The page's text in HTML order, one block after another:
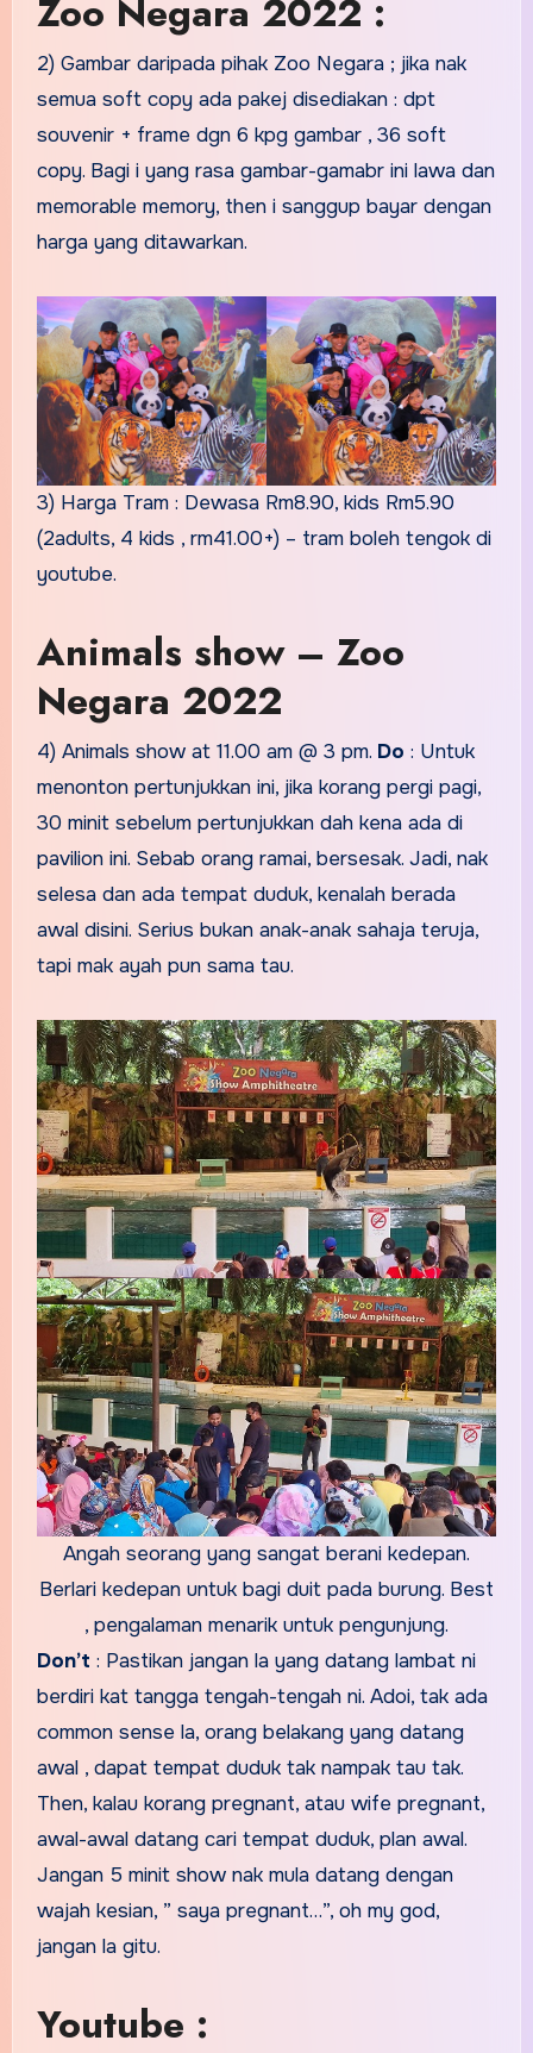
Zoo Negara 2022 :
2) Gambar daripada pihak Zoo Negara ; jika nak
semua soft copy ada pakej disediakan : dpt
souvenir + frame dgn 6 kpg gambar , 36 soft
copy. Bagi i yang rasa gambar-gamabr ini lawa dan
memorable memory, then i sanggup bayar dengan
harga yang ditawarkan.
3) Harga Tram : Dewasa Rm8.90, kids Rm5.90
(2adults, 4 kids , rm41.00+) – tram boleh tengok di
youtube.
Animals show – Zoo
Negara 2022
4) Animals show at 11.00 am @ 3 pm. Do : Untuk
menonton pertunjukkan ini, jika korang pergi pagi,
30 minit sebelum pertunjukkan dah kena ada di
pavilion ini. Sebab orang ramai, bersesak. Jadi, nak
selesa dan ada tempat duduk, kenalah berada
awal disini. Serius bukan anak-anak sahaja teruja,
tapi mak ayah pun sama tau.
Angah seorang yang sangat berani kedepan.
Berlari kedepan untuk bagi duit pada burung. Best
, pengalaman menarik untuk pengunjung.
Don’t : Pastikan jangan la yang datang lambat ni
berdiri kat tangga tengah-tengah ni. Adoi, tak ada
common sense la, orang belakang yang datang
awal , dapat tempat duduk tak nampak tau tak.
Then, kalau korang pregnant, atau wife pregnant,
awal-awal datang cari tempat duduk, plan awal.
Jangan 5 minit show nak mula datang dengan
wajah kesian, ” saya pregnant…”, oh my god,
jangan la gitu.
Youtube :